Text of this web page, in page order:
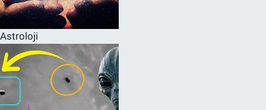
Astroloji